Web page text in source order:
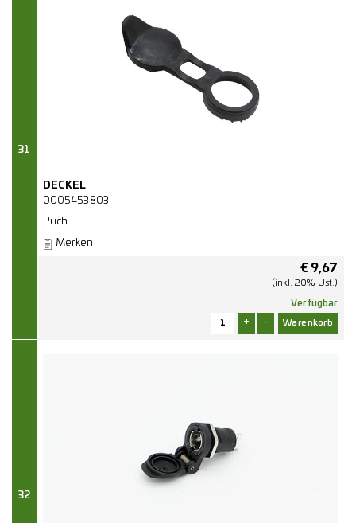
31
DECKEL
0005453803
Puch
Merken
€ 9,67
(inkl. 20% Ust.)
Verfügbar
+ -
32